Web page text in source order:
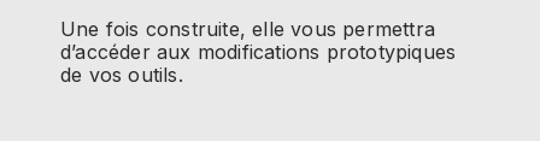
Une fois construite, elle vous permettra
d’accéder aux modifications prototypiques
de vos outils.